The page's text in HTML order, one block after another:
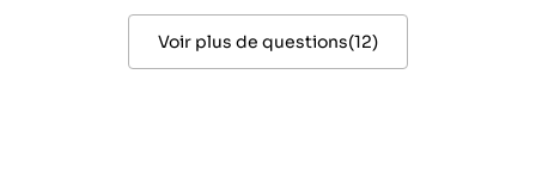
Voir plus de questions(12)